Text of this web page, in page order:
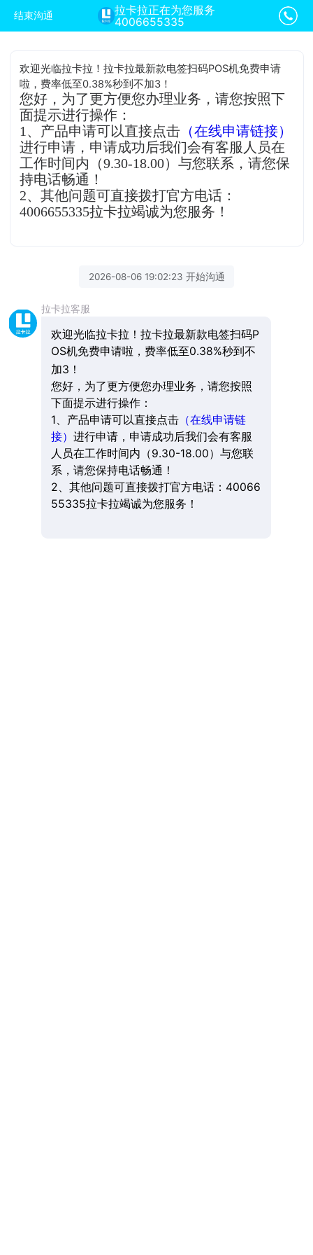
结束沟通
拉卡拉正在为您服务
4006655335
欢迎光临拉卡拉！拉卡拉最新款电签扫码POS机免费申请
啦，费率低至0.38%秒到不加3！
您好，为了更方便您办理业务，请您按照下
面提示进行操作：
1、产品申请可以直接点击 （在线申请链接）
进行申请，申请成功后我们会有客服人员在
工作时间内（9.30-18.00）与您联系，请您保
持电话畅通！
2、其他问题可直接拨打官方电话：
4006655335拉卡拉竭诚为您服务！
2026-08-06 19:02:23 开始沟通
拉卡拉客服
欢迎光临拉卡拉！拉卡拉最新款电签扫码P
OS机免费申请啦，费率低至0.38%秒到不
加3！
您好，为了更方便您办理业务，请您按照
下面提示进行操作：
1、产品申请可以直接点击（在线申请链
接） 进行申请，申请成功后我们会有客服
人员在工作时间内（9.30-18.00）与您联
系，请您保持电话畅通！
2、其他问题可直接拨打官方电话：40066
55335拉卡拉竭诚为您服务！